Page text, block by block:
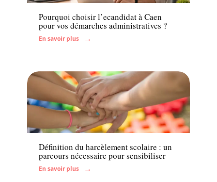
Pourquoi choisir l’ecandidat à Caen
pour vos démarches administratives ?
En savoir plus
Définition du harcèlement scolaire : un
parcours nécessaire pour sensibiliser
En savoir plus